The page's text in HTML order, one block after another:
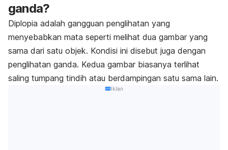
ganda?
Diplopia adalah gangguan penglihatan yang
menyebabkan mata seperti melihat dua gambar yang
sama dari satu objek. Kondisi ini disebut juga dengan
penglihatan ganda. Kedua gambar biasanya terlihat
saling tumpang tindih atau berdampingan satu sama lain.
Iklan